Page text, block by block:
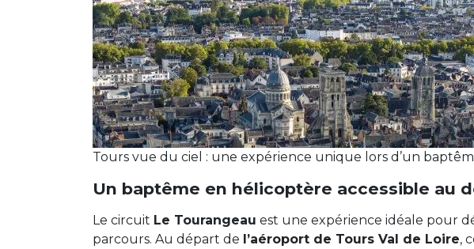
Tours vue du ciel : une expérience unique lors d’un
Un baptême en hélicoptère accessible au
Le circuit Le Tourangeau est une expérience idéale pour
parcours. Au départ de l’aéroport de Tours Val de Loire,